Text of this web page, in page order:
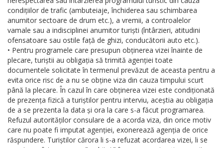
condițiilor de trafic (ambuteiaje, închiderea sau schimbarea
anumitor sectoare de drum etc.), a vremii, a controalelor
vamale sau a indisciplinei anumitor turiști (întârzieri, atitudini
ofensatoare sau ostile față de ghizi, conducătorii auto etc.).
• Pentru programele care presupun obținerea vizei înainte de
plecare, turiștii au obligația să trimită agenției toate
documentele solicitate în termenul prevăzut de aceasta pentru a
evita orice risc de a nu se obține viza din cauza timpului scurt
până la plecare. În cazul în care obținerea vizei este condiționată
de prezența fizică a turiștilor pentru interviu, aceștia au obligația
de a se prezenta la data și ora la care s-a făcut programarea.
Refuzul autorităților consulare de a acorda viza, din orice motiv
care nu poate fi imputat agenției, exonerează agenția de orice
răspundere. Turiștilor cărora li s-a refuzat acordarea vizei, li se